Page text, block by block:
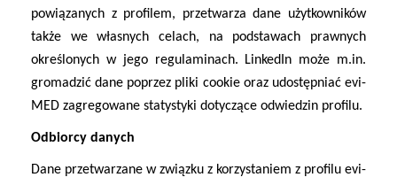
powiązanych z profilem, przetwarza dane użytkowników
także we własnych celach, na podstawach prawnych
określonych w jego regulaminach. LinkedIn może m.in.
gromadzić dane poprzez pliki cookie oraz udostępniać evi-
MED zagregowane statystyki dotyczące odwiedzin profilu.
Odbiorcy danych
Dane przetwarzane w związku z korzystaniem z profilu evi-